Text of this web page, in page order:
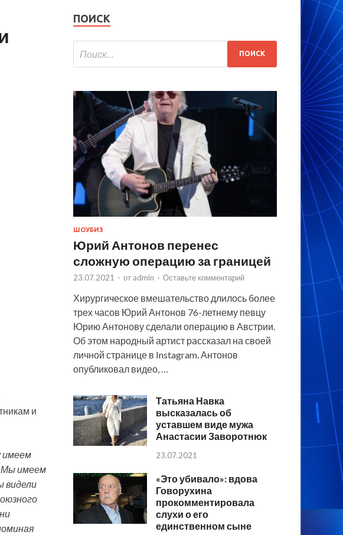
и
имеем
Мы имеем
видели
ПОИСК
ШОУБИЗ
Юрий Антонов перенес
сложную операцию за границей
23.07.2021 - от admin - Оставьте комментарий
Хирургическое вмешательство длилось более
трех часов Юрий Антонов 76-летнему певцу
Юрию Антонову сделали операцию в Австрии.
Об этом народный артист рассказал на своей
личной странице в Instagram. Антонов
опубликовал видео, …
Татьяна Навка
высказалась об
уставшем виде мужа
Анастасии Заворотнюк
23.07.2021
«Это убивало»: вдова
Говорухина
прокомментировала
слухи о его
единственном сыне